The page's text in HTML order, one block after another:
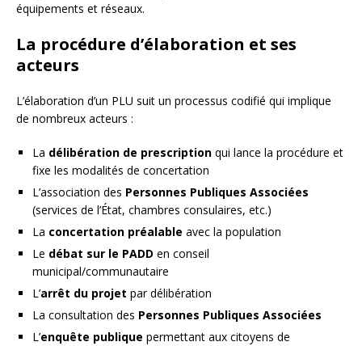
équipements et réseaux.
La procédure d’élaboration et ses
acteurs
L’élaboration d’un PLU suit un processus codifié qui implique
de nombreux acteurs :
La délibération de prescription qui lance la procédure et
fixe les modalités de concertation
L’association des Personnes Publiques Associées
(services de l’État, chambres consulaires, etc.)
La concertation préalable avec la population
Le débat sur le PADD en conseil
municipal/communautaire
L’arrêt du projet par délibération
La consultation des Personnes Publiques Associées
L’enquête publique permettant aux citoyens de